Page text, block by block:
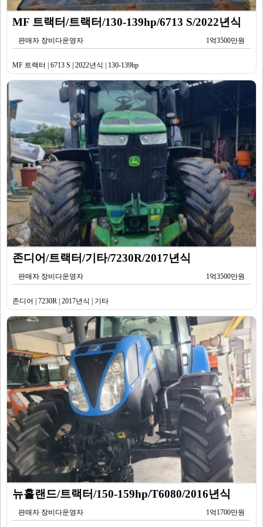
MF 트랙터/트랙터/130-139hp/6713 S/2022년식
판매자 장비다운영자 1억3500만원
MF 트랙터 | 6713 S | 2022년식 | 130-139hp
존디어/트랙터/기타/7230R/2017년식
판매자 장비다운영자 1억3500만원
존디어 | 7230R | 2017년식 | 기타
뉴홀랜드/트랙터/150-159hp/T6080/2016년식
판매자 장비다운영자 1억1700만원